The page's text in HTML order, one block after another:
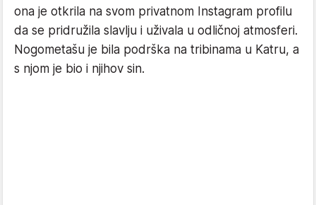
ona je otkrila na svom privatnom Instagram profilu
da se pridružila slavlju i uživala u odličnoj atmosferi.
Nogometašu je bila podrška na tribinama u Katru, a
s njom je bio i njihov sin.